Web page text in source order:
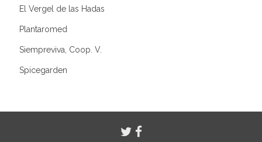
El Vergel de las Hadas
Plantaromed
Siempreviva, Coop. V.
Spicegarden